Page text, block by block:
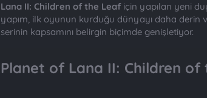
Lana II: Children of the Leafiçin yapılan yeni
yapım, ilk oyunun kurduğu dünyayı daha derin
serinin kapsamını belirgin biçimde genişletiyor.
Planet of Lana II: Children of